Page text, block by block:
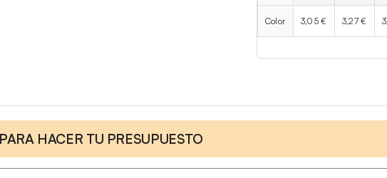
Color 3,05 € 3,27 €
HACER TU PRESUPUESTO